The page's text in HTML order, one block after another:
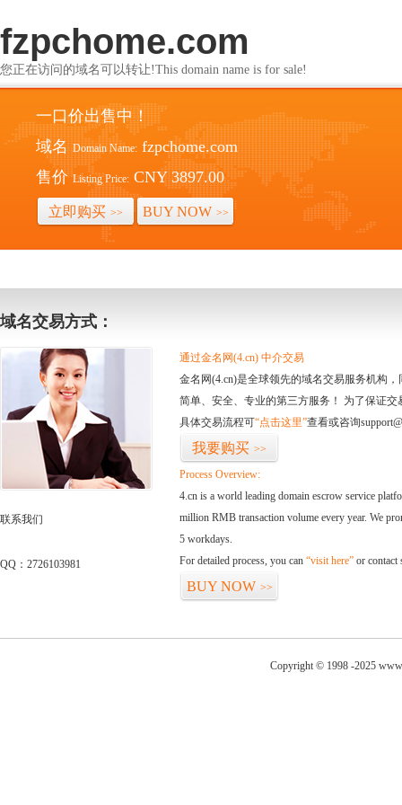
fzpchome.com
您正在访问的域名可以转让!This domain name is for sale!
一口价出售中！
域名 Domain Name: fzpchome.com
售价 Listing Price: CNY 3897.00
立即购买 >> BUY NOW >>
域名交易方式：
联系我们
QQ：2726103981
通过金名网(4.cn) 中介交易
金名网(4.cn)是全球领先的域名交易服务机构
简单、安全、专业的第三方服务！ 为了保证
具体交易流程可“点击这里”查看或咨询
我要购买 >>
Process Overview:
4.cn is a world leading domain escrow service
million RMB transaction volume every year. We
5 workdays.
For detailed process, you can “visit here” or contact
BUY NOW >>
Copyright © 1998 -2025